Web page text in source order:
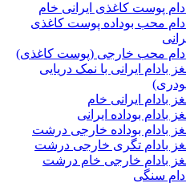
پوست کاغذی ایرانی خام
محب بوداده پوست کاغذی
محب خارجی (پوست کاغذی)
بادام ایرانی با نمک دریایی
بادام ایرانی خام
بادام بوداده ایرانی
بادام بوداده خارجی درشت
بادام تگری خارجی درشت
بادام خارجی خام درشت
سنگی